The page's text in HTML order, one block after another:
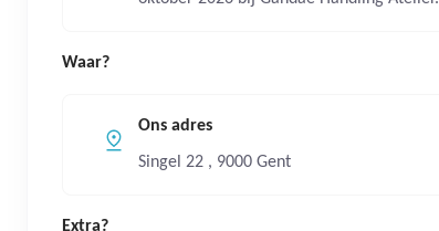
Waar?
Ons adres
Singel 22 , 9000 Gent
Extra?